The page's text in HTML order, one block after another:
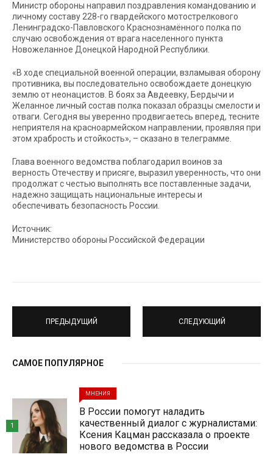
Министр обороны направил поздравления командованию и
личному составу 228-го гвардейского мотострелкового
Ленинградско-Павловского Краснознамённого полка по
случаю освобождения от врага населенного пункта
Новожеланное Донецкой Народной Республики.
«В ходе специальной военной операции, взламывая оборону
противника, вы последовательно освобождаете донецкую
землю от неонацистов. В боях за Авдеевку, Бердычи и
Желанное личный состав полка показал образцы смелости и
отваги. Сегодня вы уверенно продвигаетесь вперед, тесните
неприятеля на красноармейском направлении, проявляя при
этом храбрость и стойкость», – сказано в телеграмме.
Глава военного ведомства поблагодарил воинов за
верность Отечеству и присяге, выразил уверенность, что они
продолжат с честью выполнять все поставленные задачи,
надежно защищать национальные интересы и
обеспечивать безопасность России.
Источник:
Министерство обороны Российской Федерации
ПРЕДЫДУЩИЙ СЛЕДУЮЩИЙ
САМОЕ ПОПУЛЯРНОЕ
МНЕНИЯ
В России помогут наладить
качественный диалог с журналистами:
Ксения Кацман рассказала о проекте
нового ведомства в России
1